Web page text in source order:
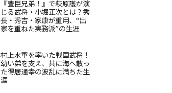
『豊臣兄弟！』で萩原護が演
じる武将・小堀正次とは？秀
長・秀吉・家康が重用、“出
家を重ねた実務派”の生涯
村上水軍を率いた戦国武将！
幼い弟を支え、共に海へ散っ
た得居通幸の波乱に満ちた生
涯